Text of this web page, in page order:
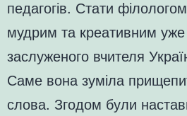
педагогів. Стати
мудрим та креативним
заслуженого вчителя
Саме вона зуміла
слова. Згодом були